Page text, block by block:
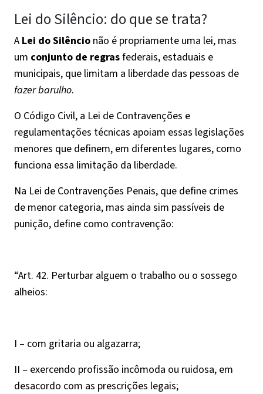
Lei do Silêncio: do que se trata?
A Lei do Silêncio não é propriamente uma lei, mas
um conjunto de regrasfederais, estaduais e
municipais, que limitam a liberdade das pessoas de
fazer barulho.
O Código Civil, a Lei de Contravenções e
regulamentações técnicas apoiam essas legislações
menores que definem, em diferentes lugares, como
funciona essa limitação da liberdade.
Na Lei de Contravenções Penais, que define crimes
de menor categoria, mas ainda sim passíveis de
punição, define como contravenção:
“Art. 42. Perturbar alguem o trabalho ou o sossego
alheios:
I – com gritaria ou algazarra;
II – exercendo profissão incômoda ou ruidosa, em
desacordo com as prescrições legais;